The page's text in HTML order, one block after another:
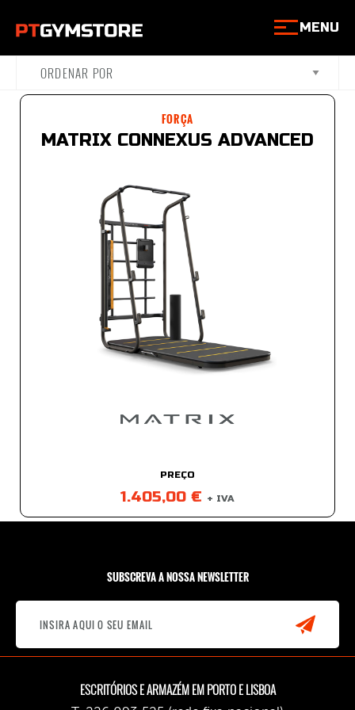
MENU
FORÇA
MATRIX CONNEXUS ADVANCED
PREÇO
1.405,00 € + IVA
SUBSCREVA A NOSSA NEWSLETTER
ESCRITÓRIOS E ARMAZÉM EM PORTO E LISBOA